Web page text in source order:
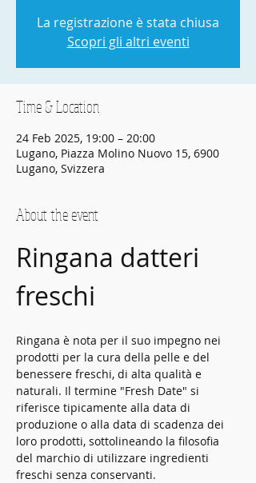
La registrazione è stata chiusa
Scopri gli altri eventi
Time & Location
24 Feb 2025, 19:00 – 20:00
Lugano, Piazza Molino Nuovo 15, 6900
Lugano, Svizzera
About the event
Ringana datteri
freschi
Ringana è nota per il suo impegno nei
prodotti per la cura della pelle e del
benessere freschi, di alta qualità e
naturali. Il termine "Fresh Date" si
riferisce tipicamente alla data di
produzione o alla data di scadenza dei
loro prodotti, sottolineando la filosofia
del marchio di utilizzare ingredienti
freschi senza conservanti.